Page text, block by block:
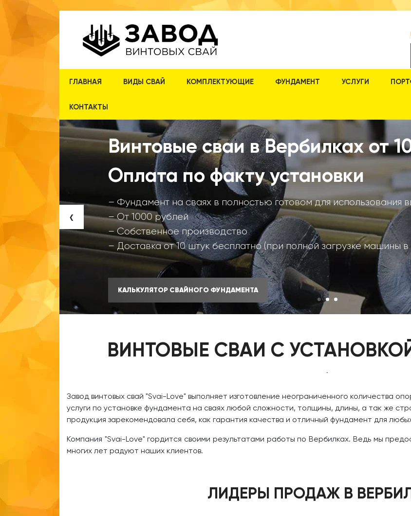
ГЛАВНАЯ ВИДЫ СВАЙ КОМПЛЕКТУЮЩИЕ ФУНДАМЕНТ УСЛУГИ
КОНТАКТЫ
Винтовые сваи в Вербилках от
Оплата по факту установки
– Фундамент на сваях в полностью готовом для использования
– От 1000 рублей
– Собственное производство
– Доставка от 10 штук бесплатно (при полной загрузке машины
КАЛЬКУЛЯТОР СВАЙНОГО ФУНДАМЕНТА
‹
ВИНТОВЫЕ СВАИ С
.
​Завод винтовых свай "Svai-Love" выполняет изготовление неограниченного количества
услуги по установке фундамента на сваях любой сложности, толщины, длины, а так же
продукция зарекомендовала себя, как гарантия качества и отличный фундамент для
Компания "Svai-Love" гордится своими результатами работы по Вербилках. Ведь мы
многих лет радуют наших клиентов.
ЛИДЕРЫ ПРОДАЖ В